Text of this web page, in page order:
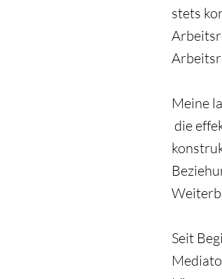
stets
Meine
die
Seit